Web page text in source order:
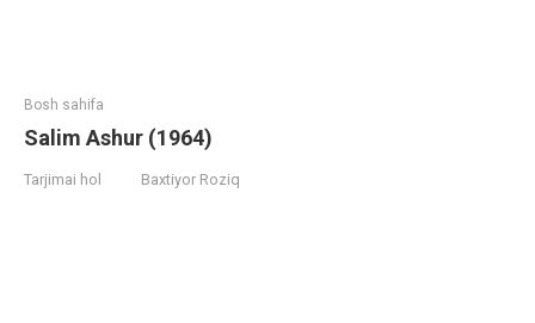
Bosh sahifa
Salim Ashur (1964)
Tarjimai hol Baxtiyor Roziq